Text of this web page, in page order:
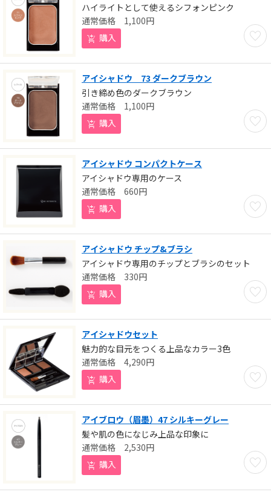
ハイライトとして使えるシフォンピンク
お気
1,100円
購入
アイシャドウ 73 ダークブラウン
引き締め色のダークブラウン
お気
1,100円
購入
アイシャドウ コンパクトケース
アイシャドウ専用のケース
お気
660円
購入
アイシャドウ チップ&ブラシ
アイシャドウ専用のチップとブラシのセット
お気
330円
購入
アイシャドウセット
魅力的な目元をつくる上品なカラー3色
お気
4,290円
購入
アイブロウ（眉墨）47 シルキーグレー
髪や肌の色になじみ上品な印象に
お気
2,530円
購入